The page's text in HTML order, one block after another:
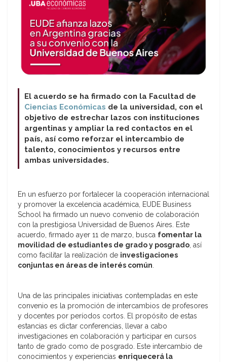
El acuerdo se ha firmado con la Facultad de
Ciencias Económicas de la universidad, con el
objetivo de estrechar lazos con instituciones
argentinas y ampliar la red contactos en el
país, así como reforzar el intercambio de
talento, conocimientos y recursos entre
ambas universidades.
En un esfuerzo por fortalecer la cooperación internacional
y promover la excelencia académica, EUDE Business
School ha firmado un nuevo convenio de colaboración
con la prestigiosa Universidad de Buenos Aires. Este
acuerdo, firmado ayer 11 de marzo, busca fomentar la
movilidad de estudiantes de grado y posgrado, así
como facilitar la realización de investigaciones
conjuntas en áreas de interés común.
Una de las principales iniciativas contempladas en este
convenio es la promoción de intercambios de profesores
y docentes por períodos cortos. El propósito de estas
estancias es dictar conferencias, llevar a cabo
investigaciones en colaboración y participar en cursos
tanto de grado como de posgrado. Este intercambio de
conocimientos y experiencias enriquecerá la